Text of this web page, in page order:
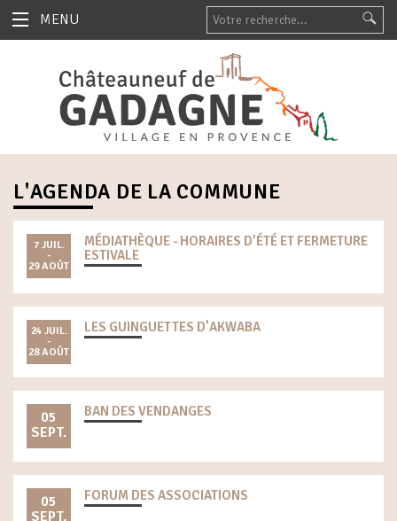
MENU
L'AGENDA DE LA COMMUNE
7 JUIL.
-
29 AOÛT
MÉDIATHÈQUE - HORAIRES D’ÉTÉ ET FERMETURE
ESTIVALE
24 JUIL.
-
28 AOÛT
LES GUINGUETTES D'AKWABA
05
SEPT.
BAN DES VENDANGES
05
SEPT.
FORUM DES ASSOCIATIONS